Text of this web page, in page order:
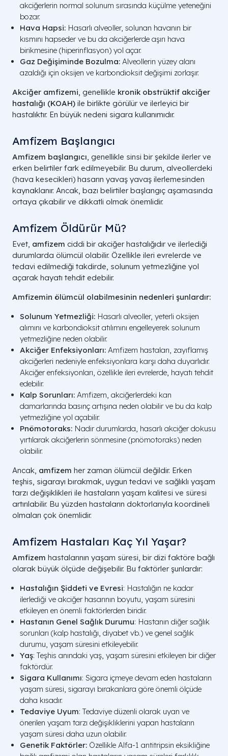
akciğerlerin normal solunum sırasında küçülme yeteneğini
bozar.
Hava Hapsi: Hasarlı alveoller, solunan havanın bir
kısmını hapseder ve bu da akciğerlerde aşırı hava
birikmesine (hiperinflasyon) yol açar.
Gaz Değişiminde Bozulma: Alveollerin yüzey alanı
azaldığı için oksijen ve karbondioksit değişimi zorlaşır.
Akciğer amfizemi, genellikle kronik obstrüktif akciğer
hastalığı (KOAH) ile birlikte görülür ve ilerleyici bir
hastalıktır. En büyük nedeni sigara kullanımıdır.
Amfizem Başlangıcı​
Amfizem başlangıcı, genellikle sinsi bir şekilde ilerler ve
erken belirtiler fark edilmeyebilir. Bu durum, alveollerdeki
(hava kesecikleri) hasarın yavaş yavaş ilerlemesinden
kaynaklanır. Ancak, bazı belirtiler başlangıç aşamasında
ortaya çıkabilir ve dikkatli olmak önemlidir.
Amfizem Öldürür Mü​?
Evet, amfizem ciddi bir akciğer hastalığıdır ve ilerlediği
durumlarda ölümcül olabilir. Özellikle ileri evrelerde ve
tedavi edilmediği takdirde, solunum yetmezliğine yol
açarak hayatı tehdit edebilir.
Amfizemin ölümcül olabilmesinin nedenleri şunlardır:
Solunum Yetmezliği: Hasarlı alveoller, yeterli oksijen
alımını ve karbondioksit atılımını engelleyerek solunum
yetmezliğine neden olabilir.
Akciğer Enfeksiyonları: Amfizem hastaları, zayıflamış
akciğerleri nedeniyle enfeksiyonlara karşı daha duyarlıdır.
Akciğer enfeksiyonları, özellikle ileri evrelerde, hayatı tehdit
edebilir.
Kalp Sorunları: Amfizem, akciğerlerdeki kan
damarlarında basınç artışına neden olabilir ve bu da kalp
yetmezliğine yol açabilir.
Pnömotoraks: Nadir durumlarda, hasarlı akciğer dokusu
yırtılarak akciğerlerin sönmesine (pnömotoraks) neden
olabilir.
Ancak, amfizem her zaman ölümcül değildir. Erken
teşhis, sigarayı bırakmak, uygun tedavi ve sağlıklı yaşam
tarzı değişiklikleri ile hastaların yaşam kalitesi ve süresi
artırılabilir. Bu yüzden hastaların doktorlarıyla koordineli
olmaları çok önemlidir.
Amfizem Hastaları Kaç Yıl Yaşar​?
Amfizem hastalarının yaşam süresi, bir dizi faktöre bağlı
olarak büyük ölçüde değişebilir. Bu faktörler şunlardır:
Hastalığın Şiddeti ve Evresi: Hastalığın ne kadar
ilerlediği ve akciğer hasarının boyutu, yaşam süresini
etkileyen en önemli faktörlerden biridir.
Hastanın Genel Sağlık Durumu: Hastanın diğer sağlık
sorunları (kalp hastalığı, diyabet vb.) ve genel sağlık
durumu, yaşam süresini etkileyebilir.
Yaş: Teşhis anındaki yaş, yaşam süresini etkileyen bir diğer
faktördür.
Sigara Kullanımı: Sigara içmeye devam eden hastaların
yaşam süresi, sigarayı bırakanlara göre önemli ölçüde
daha kısadır.
Tedaviye Uyum: Tedaviye düzenli olarak uyan ve
önerilen yaşam tarzı değişikliklerini yapan hastaların
yaşam süresi daha uzun olabilir.
Genetik Faktörler: Özellikle Alfa-1 antitripsin eksikliğine